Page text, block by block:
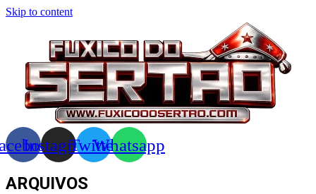
Skip to content
InstagramTwitterWhatsapp
ARQUIVOS